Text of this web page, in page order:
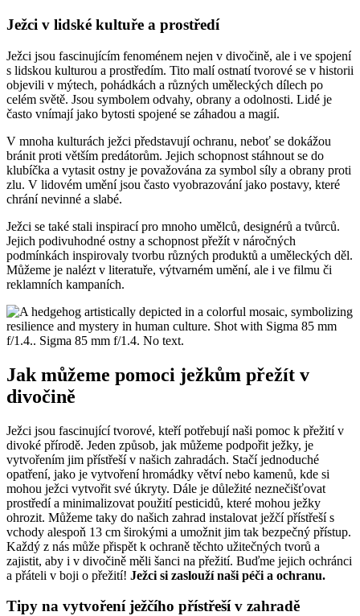
Ježci v lidské kultuře a prostředí
Ježci jsou fascinujícím fenoménem nejen v divočině, ale i ve spojení
s lidskou kulturou a prostředím. Tito malí ostnatí tvorové se v historii
objevili v mýtech, pohádkách a různých uměleckých dílech po
celém světě. Jsou symbolem odvahy, obrany a odolnosti. Lidé je
často vnímají jako bytosti spojené se záhadou a magií.
V mnoha kulturách ježci představují ochranu, neboť se dokážou
bránit proti větším predátorům. Jejich schopnost stáhnout se do
klubíčka a vytasit ostny je považována za symbol síly a obrany proti
zlu. V lidovém umění jsou často vyobrazování jako postavy, které
chrání nevinné a slabé.
Ježci se také stali inspirací pro mnoho umělců, designérů a tvůrců.
Jejich podivuhodné ostny a schopnost přežít v náročných
podmínkách inspirovaly tvorbu různých produktů a uměleckých děl.
Můžeme je nalézt v literatuře, výtvarném umění, ale i ve filmu či
reklamních kampaních.
Jak můžeme pomoci ježkům přežít v
divočině
Ježci jsou fascinující tvorové, kteří potřebují naši pomoc k přežití v
divoké přírodě. Jeden způsob, jak můžeme podpořit ježky, je
vytvořením jim přístřeší v našich zahradách. Stačí jednoduché
opatření, jako je vytvoření hromádky větví nebo kamenů, kde si
mohou ježci vytvořit své úkryty. Dále je důležité neznečišťovat
prostředí a minimalizovat použití pesticidů, které mohou ježky
ohrozit. Můžeme taky do našich zahrad instalovat ježčí přístřeší s
vchody alespoň 13 cm širokými a umožnit jim tak bezpečný přístup.
Každý z nás může přispět k ochraně těchto užitečných tvorů a
zajistit, aby i v divočině měli šanci na přežití. Buďme jejich ochránci
a přáteli v boji o přežití! Ježci si zaslouží naši péči a ochranu.
Tipy na vytvoření ježčího přístřeší v zahradě